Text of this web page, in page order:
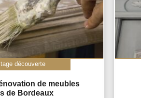
découverte
de meubles
de Bordeaux